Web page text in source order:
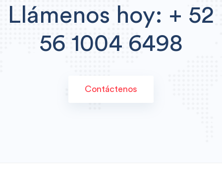
Llámenos hoy: + 52
56 1004 6498
Contáctenos